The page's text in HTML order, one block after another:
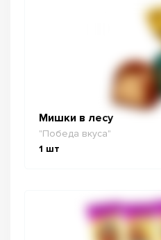
Мишки в лесу
"Победа вкуса"
1 шт